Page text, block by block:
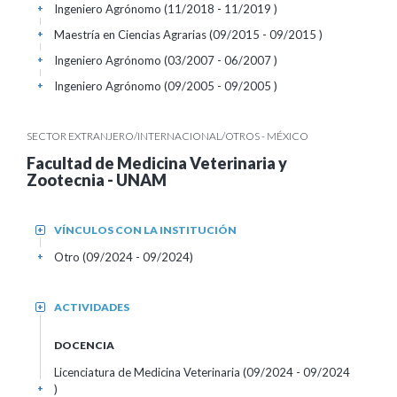
Ingeniero Agrónomo (11/2018 - 11/2019 )
+
Maestría en Ciencias Agrarias (09/2015 - 09/2015 )
+
Ingeniero Agrónomo (03/2007 - 06/2007 )
+
Ingeniero Agrónomo (09/2005 - 09/2005 )
+
SECTOR EXTRANJERO/INTERNACIONAL/OTROS - MÉXICO
Facultad de Medicina Veterinaria y
Zootecnia - UNAM
VÍNCULOS CON LA INSTITUCIÓN
+
Otro (09/2024 - 09/2024)
+
ACTIVIDADES
+
DOCENCIA
Licenciatura de Medicina Veterinaria (09/2024 - 09/2024
)
+